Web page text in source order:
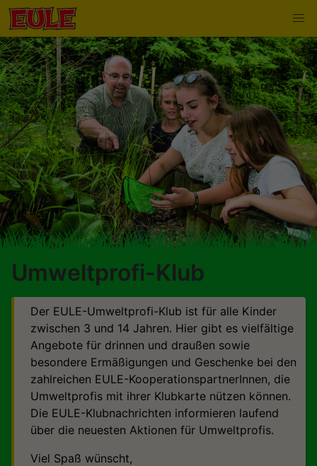
Umweltprofi-Klub
Der EULE-Umweltprofi-Klub ist für alle Kinder
zwischen 3 und 14 Jahren. Hier gibt es vielfältige
Angebote für drinnen und draußen sowie
besondere Ermäßigungen und Geschenke bei den
zahlreichen EULE-KooperationspartnerInnen, die
Umweltprofis mit ihrer Klubkarte nützen können.
Die EULE-Klubnachrichten informieren laufend
über die neuesten Aktionen für Umweltprofis.
Viel Spaß wünscht,